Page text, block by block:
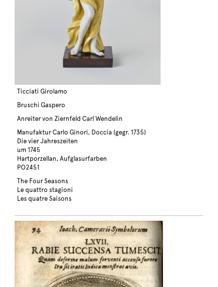
Ticciati Girolamo
Bruschi Gaspero
Anreiter von Ziernfeld Carl Wendelin
Manufaktur Carlo Ginori, Doccia (gegr. 1735)
Die vier Jahreszeiten
um 1745
Hartporzellan, Aufglasurfarben
PO2451
The Four Seasons
Le quattro stagioni
Les quatre Saisons